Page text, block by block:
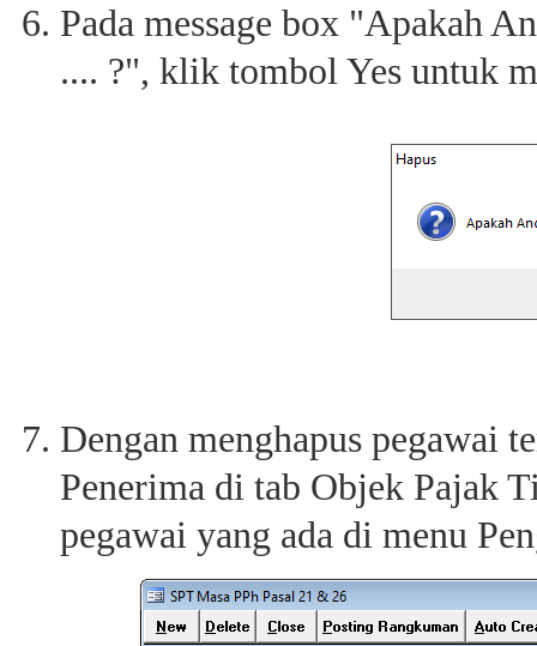
Pada message box "Apakah
.... ?", klik tombol Yes untuk
Dengan menghapus pegawai
Penerima di tab Objek Pajak
pegawai yang ada di menu